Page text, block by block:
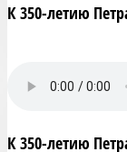
К 350-летию
К 350-летию